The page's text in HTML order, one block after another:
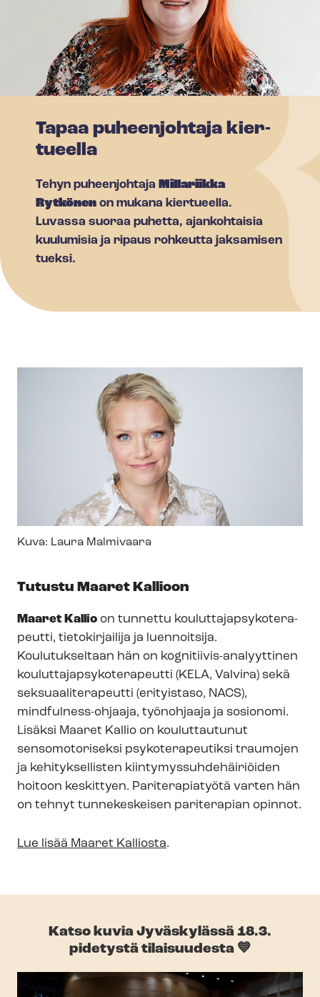
Tapaa pu­heen­joh­ta­ja kier­
tu­eel­la
Tehyn puheenjohtaja Millariikka
Rytkönen on mukana kiertueella.
Luvassa suoraa puhetta, ajankohtaisia
kuulumisia ja ripaus rohkeutta jaksamisen
tueksi.
Kuva: Laura Malmivaara
Tutustu Maaret Kallioon
Maaret Kallio on tunnettu kou­lut­ta­jap­sy­ko­te­ra­
peut­ti, tietokirjailija ja luennoitsija.
Koulutukseltaan hän on kognitiivis-​analyyttinen
kou­lut­ta­jap­sy­ko­te­ra­peut­ti (KELA, Valvira) sekä
sek­su­aa­li­te­ra­peut­ti (erityistaso, NACS),
mindfulness-​ohjaaja, työnohjaaja ja sosionomi.
Lisäksi Maaret Kallio on kouluttautunut
sensomotoriseksi psykoterapeutiksi traumojen
ja kehityksellisten kiin­ty­mys­suh­de­häi­riöi­den
hoitoon keskittyen. Pariterapiatyötä varten hän
on tehnyt tunnekeskeisen pariterapian opinnot.
Lue lisää Maaret Kalliosta.
Katso kuvia Jyväskylässä 18.3.
pidetystä tilaisuudesta 💙